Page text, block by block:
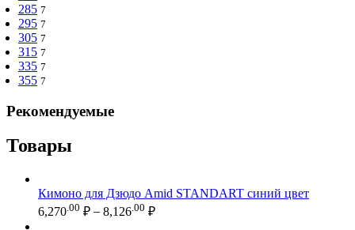
285 7
295 7
305 7
315 7
335 7
355 7
Рекомендуемые
Товары
Кимоно для Дзюдо Amid STANDART синий цвет
6,270 .00 ₽ – 8,126 .00 ₽Диапазон